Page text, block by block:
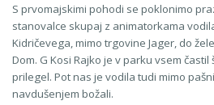
S prvomajskimi pohodi se poklonimo
stanovalce skupaj z animatorkama
Kidričevega, mimo trgovine Jager, do
Dom. G Kosi Rajko je v parku vsem
prilegel. Pot nas je vodila tudi mimo
navdušenjem božali.